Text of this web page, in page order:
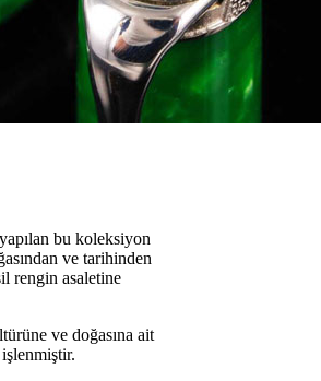
bu koleksiyon
ve tarihinden
rengin asaletine
ve doğasına ait